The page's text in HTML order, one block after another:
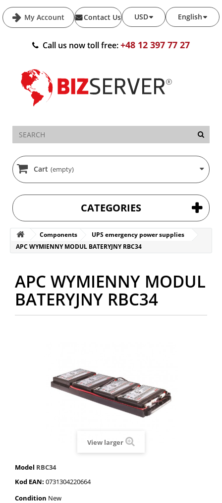
My Account English
USD
Contact Us
Call us now toll free:+48 12 397 77 27
Cart (empty)
CATEGORIES
Components
UPS emergency power supplies
APC WYMIENNY MODUL BATERYJNY RBC34
APC WYMIENNY MODUL
BATERYJNY RBC34
View larger
Model RBC34
Kod EAN: 0731304220664
Condition New